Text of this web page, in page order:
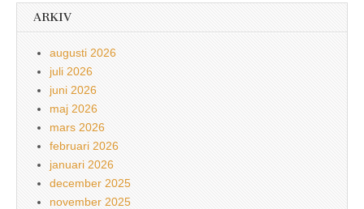
ARKIV
augusti 2026
juli 2026
juni 2026
maj 2026
mars 2026
februari 2026
januari 2026
december 2025
november 2025